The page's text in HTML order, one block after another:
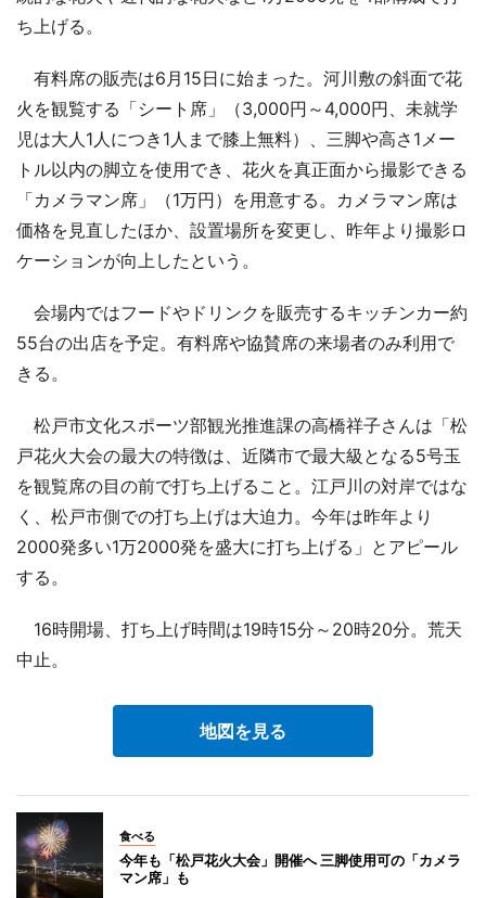
ち上げる。
有料席の販売は6月15日に始まった。河川敷の斜面で花
火を観覧する「シート席」（3,000円～4,000円、未就学
児は大人1人につき1人まで膝上無料）、三脚や高さ1メー
トル以内の脚立を使用でき、花火を真正面から撮影できる
「カメラマン席」（1万円）を用意する。カメラマン席は
価格を見直したほか、設置場所を変更し、昨年より撮影ロ
ケーションが向上したという。
会場内ではフードやドリンクを販売するキッチンカー約
55台の出店を予定。有料席や協賛席の来場者のみ利用で
きる。
松戸市文化スポーツ部観光推進課の高橋祥子さんは「松
戸花火大会の最大の特徴は、近隣市で最大級となる5号玉
を観覧席の目の前で打ち上げること。江戸川の対岸ではな
く、松戸市側での打ち上げは大迫力。今年は昨年より
2000発多い1万2000発を盛大に打ち上げる」とアピール
する。
16時開場、打ち上げ時間は19時15分～20時20分。荒天
中止。
地図を見る
食べる
今年も「松戸花火大会」開催へ 三脚使用可の「カメラ
マン席」も